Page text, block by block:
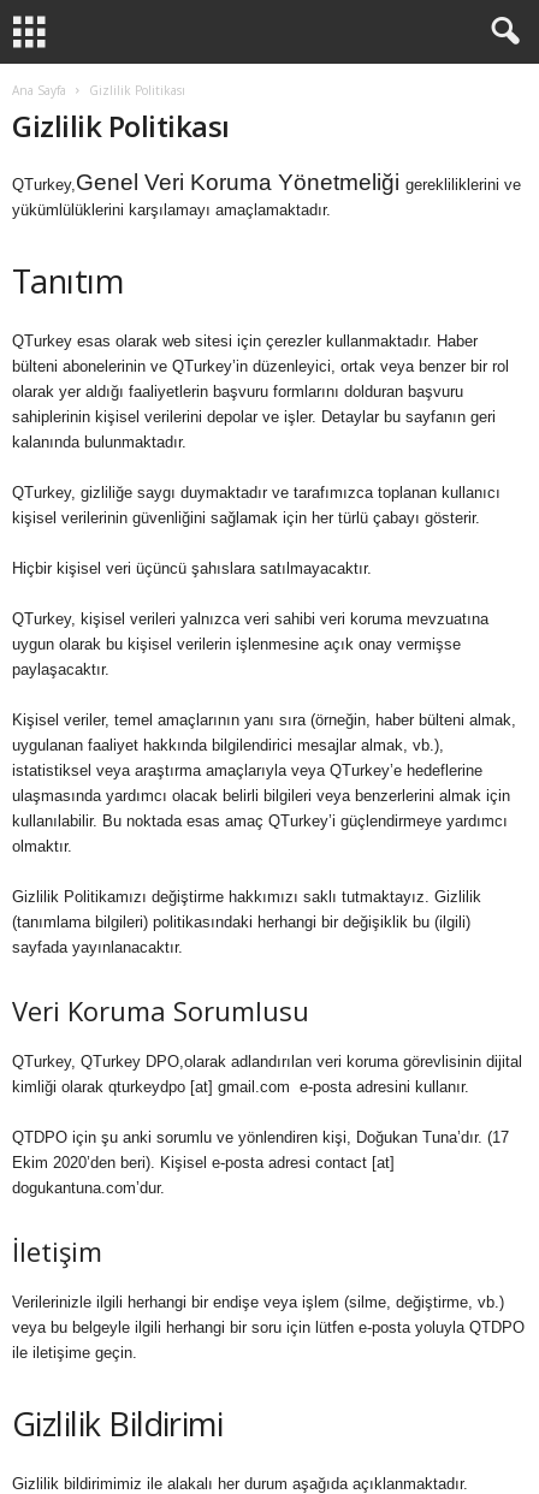
Ana Sayfa Gizlilik Politikası
Gizlilik Politikası
QTurkey,Genel Veri Koruma Yönetmeliği gerekliliklerini ve
yükümlülüklerini karşılamayı amaçlamaktadır.
Tanıtım
QTurkey esas olarak web sitesi için çerezler kullanmaktadır. Haber
bülteni abonelerinin ve QTurkey’in düzenleyici, ortak veya benzer bir rol
olarak yer aldığı faaliyetlerin başvuru formlarını dolduran başvuru
sahiplerinin kişisel verilerini depolar ve işler. Detaylar bu sayfanın geri
kalanında bulunmaktadır.
QTurkey, gizliliğe saygı duymaktadır ve tarafımızca toplanan kullanıcı
kişisel verilerinin güvenliğini sağlamak için her türlü çabayı gösterir.
Hiçbir kişisel veri üçüncü şahıslara satılmayacaktır.
QTurkey, kişisel verileri yalnızca veri sahibi veri koruma mevzuatına
uygun olarak bu kişisel verilerin işlenmesine açık onay vermişse
paylaşacaktır.
Kişisel veriler, temel amaçlarının yanı sıra (örneğin, haber bülteni almak,
uygulanan faaliyet hakkında bilgilendirici mesajlar almak, vb.),
istatistiksel veya araştırma amaçlarıyla veya QTurkey’e hedeflerine
ulaşmasında yardımcı olacak belirli bilgileri veya benzerlerini almak için
kullanılabilir. Bu noktada esas amaç QTurkey’i güçlendirmeye yardımcı
olmaktır.
Gizlilik Politikamızı değiştirme hakkımızı saklı tutmaktayız. Gizlilik
(tanımlama bilgileri) politikasındaki herhangi bir değişiklik bu (ilgili)
sayfada yayınlanacaktır.
Veri Koruma Sorumlusu
QTurkey, QTurkey DPO,olarak adlandırılan veri koruma görevlisinin dijital
kimliği olarak qturkeydpo [at] gmail.com e-posta adresini kullanır.
QTDPO için şu anki sorumlu ve yönlendiren kişi, Doğukan Tuna’dır. (17
Ekim 2020’den beri). Kişisel e-posta adresi contact [at]
dogukantuna.com’dur.
İletişim
Verilerinizle ilgili herhangi bir endişe veya işlem (silme, değiştirme, vb.)
veya bu belgeyle ilgili herhangi bir soru için lütfen e-posta yoluyla QTDPO
ile iletişime geçin.
Gizlilik Bildirimi
Gizlilik bildirimimiz ile alakalı her durum aşağıda açıklanmaktadır.